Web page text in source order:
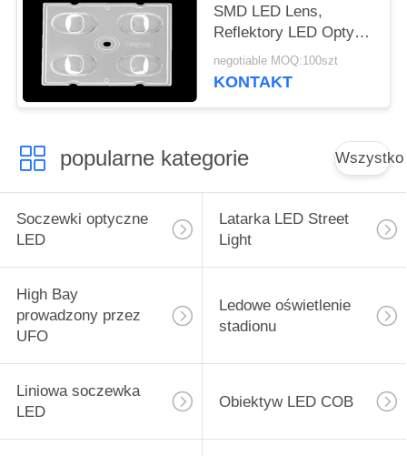
SMD LED Lens,
Reflektory LED Optyka
Temperatura pracy
poniżej 90 ℃
negotiable MOQ:100szt
KONTAKT
popularne kategorie Wszystko
Soczewki optyczne
LED
Latarka LED Street
Light
High Bay
prowadzony przez
UFO
Ledowe oświetlenie
stadionu
Liniowa soczewka
LED
Obiektyw LED COB